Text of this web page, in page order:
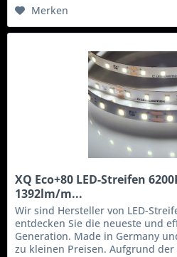
Merken
XQ Eco+80 LED-Streifen
1392lm/m...
Wir sind Hersteller von LED-
entdecken Sie die neueste und
Generation. Made in Germany
zu kleinen Preisen. Aufgrund